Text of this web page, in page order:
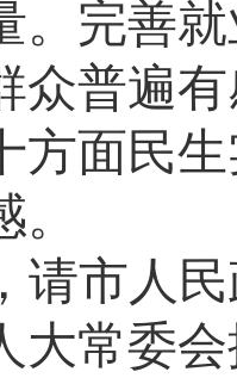
。完善
众普遍
方面民
请市人
大常委